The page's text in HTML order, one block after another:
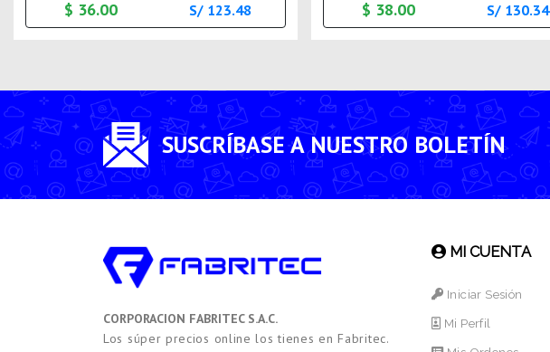
$ 36.00 S/ 123.48 $ 38.00 S/ 130.34
SUSCRÍBASE A NUESTRO BOLETÍN
CORPORACION FABRITEC S.A.C.
Los súper precios online los tienes en Fabritec.
MI CUENTA
Iniciar Sesión
Mi Perfil